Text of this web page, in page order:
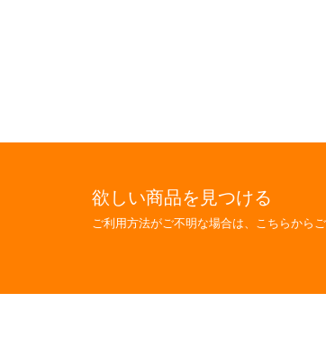
欲しい商品を見つける
ご利用方法がご不明な場合は、こちらから